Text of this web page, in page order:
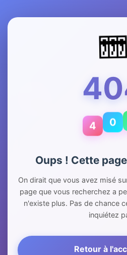
🎰
4 0
Oups ! Cette
On dirait que vous avez misé
page que vous recherchez a
n'existe plus. Pas de chance
inquiétez
Retour à